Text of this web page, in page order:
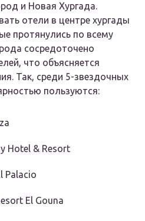
и Новая Хургада.
отели в центре хургады
протянулись по всему
сосредоточено
что объясняется
Так, среди 5-звездочных
пользуются:
Hotel & Resort
Palacio
El Gouna